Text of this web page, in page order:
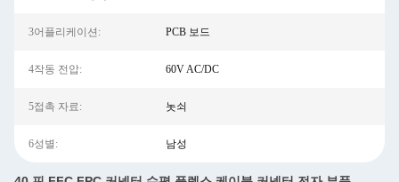
3어플리케이션: PCB 보드
4작동 전압: 60V AC/DC
5접촉 자료: 놋쇠
6성별: 남성